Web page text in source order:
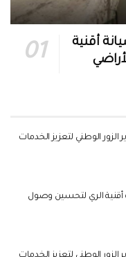
أقنية
الوطني لتعزيز الخدمات
أقنية الري لتحسين وصول